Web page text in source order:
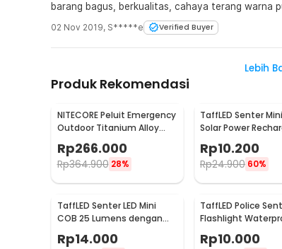
barang bagus, berkualitas, cahaya terang warna
02 Nov 2019, S*****e Verified Buyer
Lebih
Produk Rekomendasi
NITECORE Peluit Emergency
Outdoor Titanium Alloy
EDC Survival 120dB - NWS10
Rp266.000
Rp364.900 28%
TaffLED Senter Mini
Solar Power
Keychain 3 LED
Rp10.200
Rp24.900 60%
TaffLED Senter LED Mini
COB 25 Lumens dengan
Carabiner - BM-9402
Rp14.000
TaffLED Police
Flashlight
TAC2L
Rp10.000